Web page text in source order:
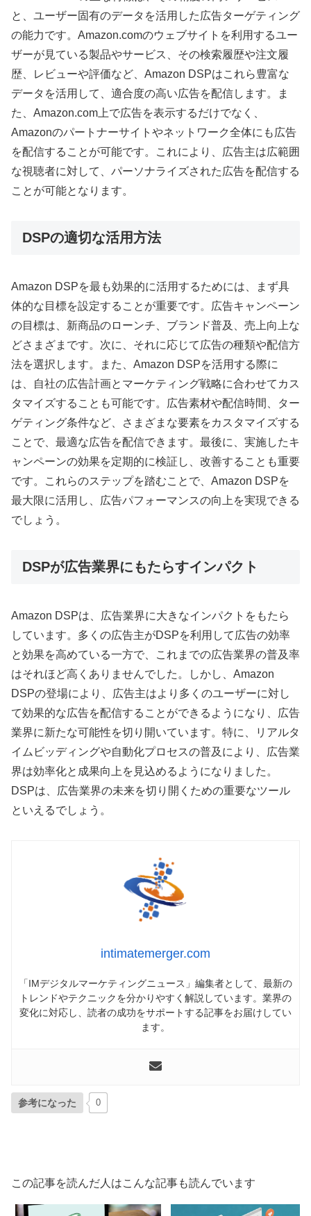
と、ユーザー固有のデータを活用した広告ターゲティング
の能力です。Amazon.comのウェブサイトを利用するユー
ザーが見ている製品やサービス、その検索履歴や注文履
歴、レビューや評価など、Amazon DSPはこれら豊富な
データを活用して、適合度の高い広告を配信します。ま
た、Amazon.com上で広告を表示するだけでなく、
Amazonのパートナーサイトやネットワーク全体にも広告
を配信することが可能です。これにより、広告主は広範囲
な視聴者に対して、パーソナライズされた広告を配信する
ことが可能となります。
DSPの適切な活用方法
Amazon DSPを最も効果的に活用するためには、まず具
体的な目標を設定することが重要です。広告キャンペーン
の目標は、新商品のローンチ、ブランド普及、売上向上な
どさまざまです。次に、それに応じて広告の種類や配信方
法を選択します。また、Amazon DSPを活用する際に
は、自社の広告計画とマーケティング戦略に合わせてカス
タマイズすることも可能です。広告素材や配信時間、ター
ゲティング条件など、さまざまな要素をカスタマイズする
ことで、最適な広告を配信できます。最後に、実施したキ
ャンペーンの効果を定期的に検証し、改善することも重要
です。これらのステップを踏むことで、Amazon DSPを
最大限に活用し、広告パフォーマンスの向上を実現できる
でしょう。
DSPが広告業界にもたらすインパクト
Amazon DSPは、広告業界に大きなインパクトをもたら
しています。多くの広告主がDSPを利用して広告の効率
と効果を高めている一方で、これまでの広告業界の普及率
はそれほど高くありませんでした。しかし、Amazon
DSPの登場により、広告主はより多くのユーザーに対し
て効果的な広告を配信することができるようになり、広告
業界に新たな可能性を切り開いています。特に、リアルタ
イムビッディングや自動化プロセスの普及により、広告業
界は効率化と成果向上を見込めるようになりました。
DSPは、広告業界の未来を切り開くための重要なツール
といえるでしょう。
intimatemerger.com
「IMデジタルマーケティングニュース」編集者として、最新の
トレンドやテクニックを分かりやすく解説しています。業界の
変化に対応し、読者の成功をサポートする記事をお届けしてい
ます。
参考になった 0
この記事を読んだ人はこんな記事も読んでいます